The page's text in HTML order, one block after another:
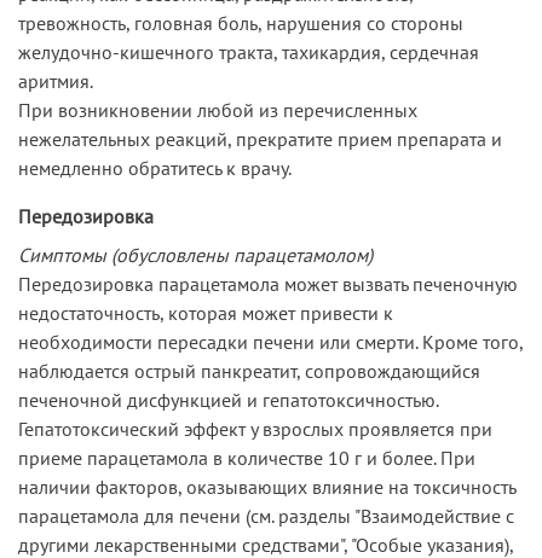
тревожность, головная боль, нарушения со стороны
желудочно-кишечного тракта, тахикардия, сердечная
аритмия.
При возникновении любой из перечисленных
нежелательных реакций, прекратите прием препарата и
немедленно обратитесь к врачу.
Передозировка
Симптомы (обусловлены парацетамолом)
Передозировка парацетамола может вызвать печеночную
недостаточность, которая может привести к
необходимости пересадки печени или смерти. Кроме того,
наблюдается острый панкреатит, сопровождающийся
печеночной дисфункцией и гепатотоксичностью.
Гепатотоксический эффект у взрослых проявляется при
приеме парацетамола в количестве 10 г и более. При
наличии факторов, оказывающих влияние на токсичность
парацетамола для печени (см. разделы "Взаимодействие с
другими лекарственными средствами", "Особые указания),